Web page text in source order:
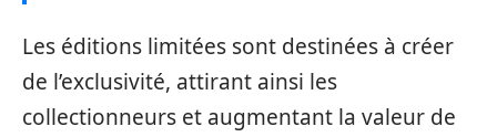
Les éditions limitées sont destinées à créer
de l’exclusivité, attirant ainsi les
collectionneurs et augmentant la valeur de